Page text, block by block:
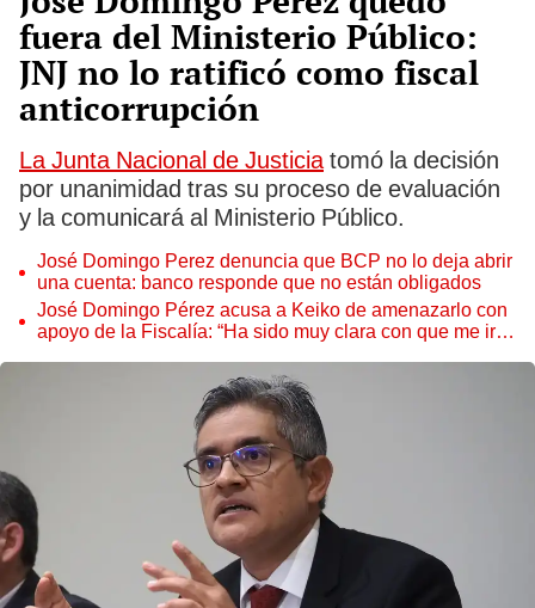
fuera del Ministerio Público:
JNJ no lo ratificó como fiscal
anticorrupción
La Junta Nacional de Justiciatomó la decisión
por unanimidad tras su proceso de evaluación
y la comunicará al Ministerio Público.
José Domingo Perez denuncia que BCP no lo deja abrir
una cuenta: banco responde que no están obligados
José Domingo Pérez acusa a Keiko de amenazarlo con
apoyo de la Fiscalía: “Ha sido muy clara con que me iré